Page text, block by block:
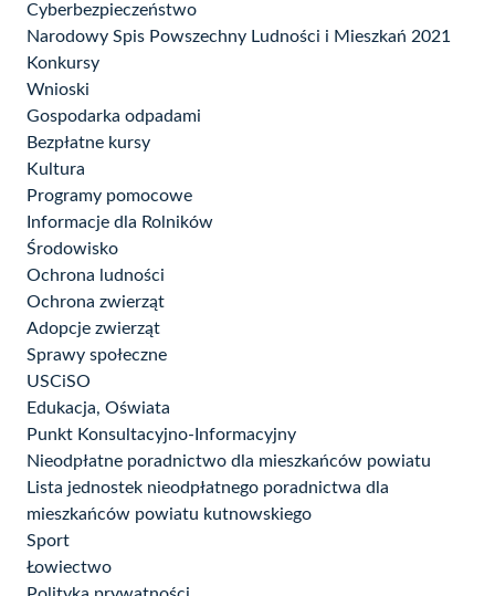
Cyberbezpieczeństwo
Narodowy Spis Powszechny Ludności i Mieszkań 2021
Konkursy
Wnioski
Gospodarka odpadami
Bezpłatne kursy
Kultura
Programy pomocowe
Informacje dla Rolników
Środowisko
Ochrona ludności
Ochrona zwierząt
Adopcje zwierząt
Sprawy społeczne
USCiSO
Edukacja, Oświata
Punkt Konsultacyjno-Informacyjny
Nieodpłatne poradnictwo dla mieszkańców powiatu
Lista jednostek nieodpłatnego poradnictwa dla
mieszkańców powiatu kutnowskiego
Sport
Łowiectwo